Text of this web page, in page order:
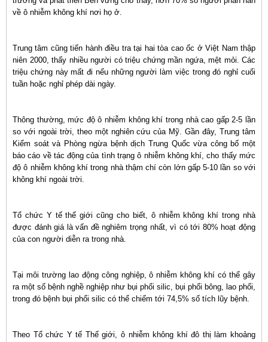
về ô nhiễm không khí nơi họ ở.
Trung tâm cũng tiến hành điều tra tại hai tòa cao ốc ở Việt Nam thập
niên 2000, thấy nhiều người có triệu chứng mần ngứa, mệt mỏi. Các
triệu chứng này mất đi nếu những người làm việc trong đó nghỉ cuối
tuần hoặc nghỉ phép dài ngày.
Thông thường, mức độ ô nhiễm không khí trong nhà cao gấp 2-5 lần
so với ngoài trời, theo một nghiên cứu của Mỹ. Gần đây, Trung tâm
Kiểm soát và Phòng ngừa bệnh dịch Trung Quốc vừa công bố một
báo cáo về tác động của tình trạng ô nhiễm không khí, cho thấy mức
độ ô nhiễm không khí trong nhà thậm chí còn lớn gấp 5-10 lần so với
không khí ngoài trời.
Tổ chức Y tế thế giới cũng cho biết, ô nhiễm không khí trong nhà
được đánh giá là vấn đề nghiêm trọng nhất, vì có tới 80% hoạt động
của con người diễn ra trong nhà.
Tại môi trường lao động công nghiệp, ô nhiễm không khí có thể gây
ra một số bệnh nghề nghiệp như bụi phổi silic, bụi phổi bông, lao phổi,
trong đó bệnh bụi phổi silic có thể chiếm tới 74,5% số tích lũy bệnh.
Theo Tổ chức Y tế Thế giới, ô nhiễm không khí đô thị làm khoảng